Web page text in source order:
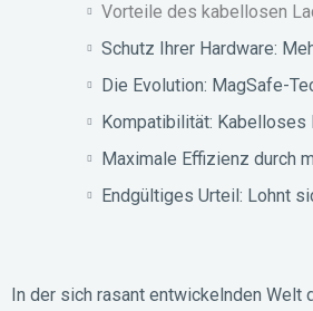
Vorteile des kabellosen
Schutz Ihrer Hardware:
Die Evolution: MagSafe-
Kompatibilität: Kabelloses
Maximale Effizienz durch
Endgültiges Urteil: Lohnt
In der sich rasant entwickelnden